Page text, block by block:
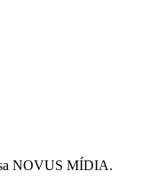
NOVUS MÍDIA.